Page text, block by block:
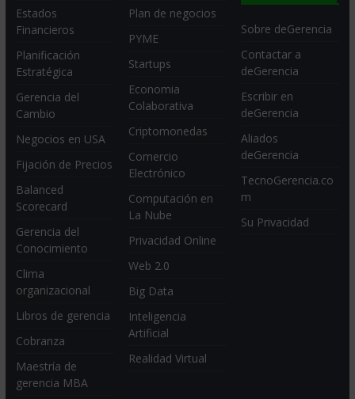
Estados
Financieros
Planificación
Estratégica
Gerencia del
Cambio
Negocios en USA
Fijación de Precios
Balanced
Scorecard
Gerencia del
Conocimiento
Clima
organizacional
Libros de gerencia
Cobranza
Maestría de
gerencia MBA
Plan de negocios
PYME
Startups
Economia
Colaborativa
Criptomonedas
Comercio
Electrónico
Computación en
La Nube
Privacidad Online
Web 2.0
Big Data
Inteligencia
Artificial
Realidad Virtual
Sobre deGerencia
Contactar a
deGerencia
Escribir en
deGerencia
Aliados
deGerencia
TecnoGerencia.co
m
Su Privacidad